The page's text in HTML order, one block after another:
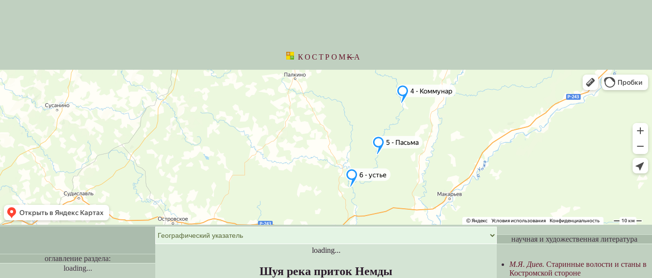
КОСТРОМKА
loading...
Шуя река приток Немды
оглавление раздела:
loading...
научная и художественная литература
М.Я. Диев. Старинные волости и станы в
Костромской стороне